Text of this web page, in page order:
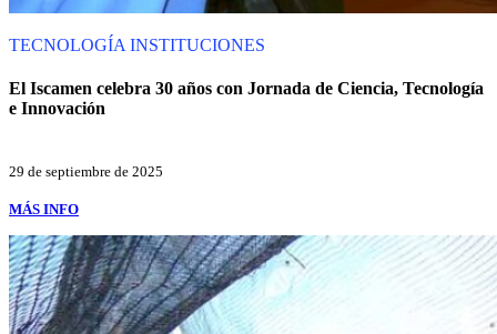
TECNOLOGÍA INSTITUCIONES
El Iscamen celebra 30 años con Jornada de Ciencia, Tecnología
e Innovación
29 de septiembre de 2025
MÁS INFO